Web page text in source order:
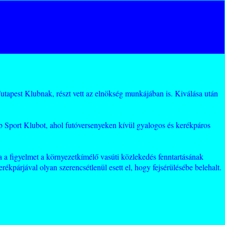
Klubnak, részt vett az elnökség munkájában is. Kiválása után
Klubot, ahol futóversenyeken kívül gyalogos és kerékpáros
figyelmet a környezetkímélő vasúti közlekedés fenntartásának
olyan szerencsétlenül esett el, hogy fejsérülésébe belehalt.